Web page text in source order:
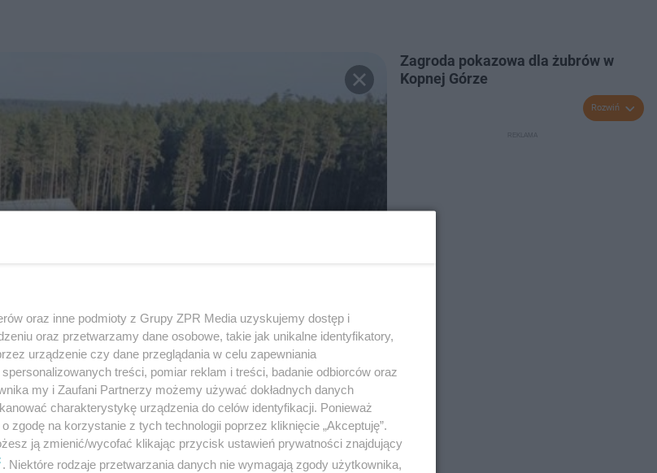
Zagroda pokazowa dla żubrów w
Kopnej Górze
Rozwiń
oraz inne podmioty z Grupy ZPR Media uzyskujemy dostęp i
oraz przetwarzamy dane osobowe, takie jak unikalne identyfikatory,
urządzenie czy dane przeglądania w celu zapewniania
treści, pomiar reklam i treści, badanie odbiorców oraz
my i Zaufani Partnerzy możemy używać dokładnych danych
charakterystykę urządzenia do celów identyfikacji. Ponieważ
zgodę na korzystanie z tych technologii poprzez kliknięcie „Akceptuję”.
ją zmienić/wycofać klikając przycisk ustawień prywatności znajdujący
. Niektóre rodzaje przetwarzania danych nie wymagają zgody użytkownika,